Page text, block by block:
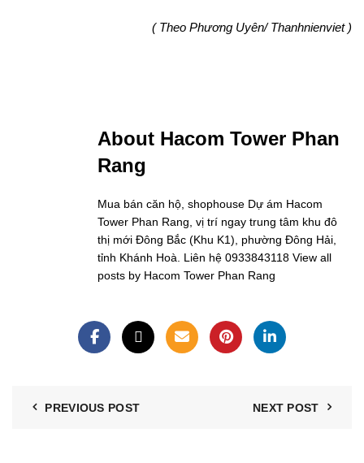
( Theo Phương Uyên/ Thanhnienviet )
About Hacom Tower Phan
Rang
Mua bán căn hộ, shophouse Dự ám Hacom
Tower Phan Rang, vị trí ngay trung tâm khu đô
thị mới Đông Bắc (Khu K1), phường Đông Hải,
tỉnh Khánh Hoà. Liên hệ 0933843118 View all
posts by Hacom Tower Phan Rang
PREVIOUS POST NEXT POST